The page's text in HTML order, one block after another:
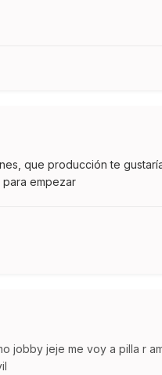
que producción te
para empezar
jobby jeje me voy a pilla r